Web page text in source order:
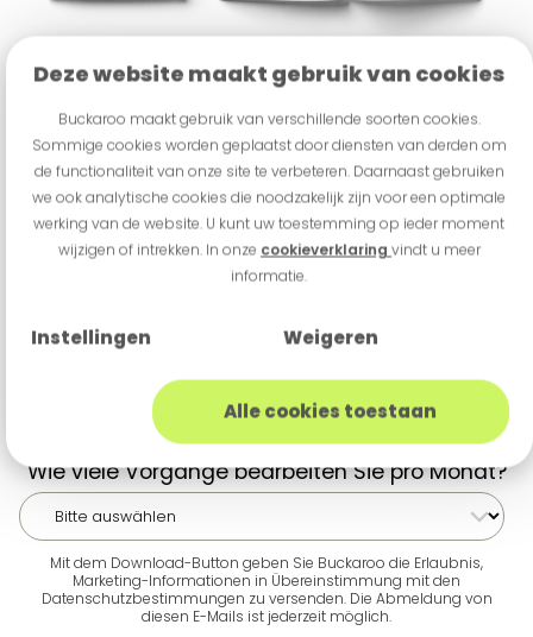
Deze website maakt gebruik van cookies
Buckaroo maakt gebruik van verschillende soorten cookies.
Sommige cookies worden geplaatst door diensten van derden om
de functionaliteit van onze site te verbeteren. Daarnaast gebruiken
we ook analytische cookies die noodzakelijk zijn voor een optimale
werking van de website. U kunt uw toestemming op ieder moment
wijzigen of intrekken. In onze cookieverklaring vindt u meer
informatie.
Instellingen Weigeren
Alle cookies toestaan
Vorname
Nachname*
Branche
E-Mail*
Wie viele Vorgänge bearbeiten Sie pro Monat?
Mit dem Download-Button geben Sie Buckaroo die Erlaubnis,
Marketing-Informationen in Übereinstimmung mit den
Datenschutzbestimmungen zu versenden. Die Abmeldung von
diesen E-Mails ist jederzeit möglich.